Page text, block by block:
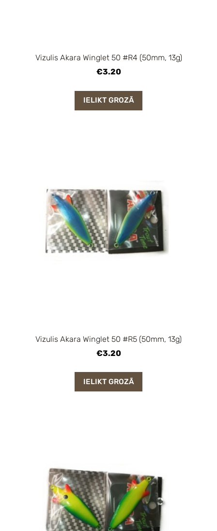
Vizulis Akara Winglet 50 #R4 (50mm, 13g)
€3.20
IELIKT GROZĀ
Vizulis Akara Winglet 50 #R5 (50mm, 13g)
€3.20
IELIKT GROZĀ